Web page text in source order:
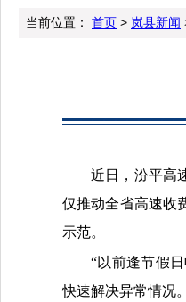
当前位置： 首页 > 岚县新闻
近日，汾平高
仅推动全省高速收
示范。
“以前逢节假
快速解决异常情况